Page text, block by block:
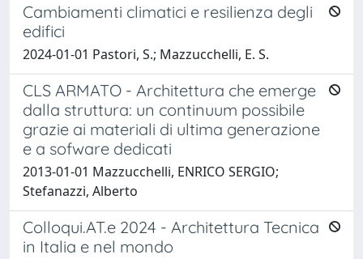
Cambiamenti climatici e resilienza degli
edifici
2024-01-01 Pastori, S.; Mazzucchelli, E. S.
CLS ARMATO - Architettura che emerge
dalla struttura: un continuum possibile
grazie ai materiali di ultima generazione
e a sofware dedicati
2013-01-01 Mazzucchelli, ENRICO SERGIO;
Stefanazzi, Alberto
Colloqui.AT.e 2024 - Architettura Tecnica
in Italia e nel mondo